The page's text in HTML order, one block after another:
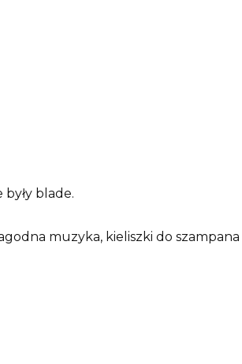
blade.
muzyka, kieliszki do szampana